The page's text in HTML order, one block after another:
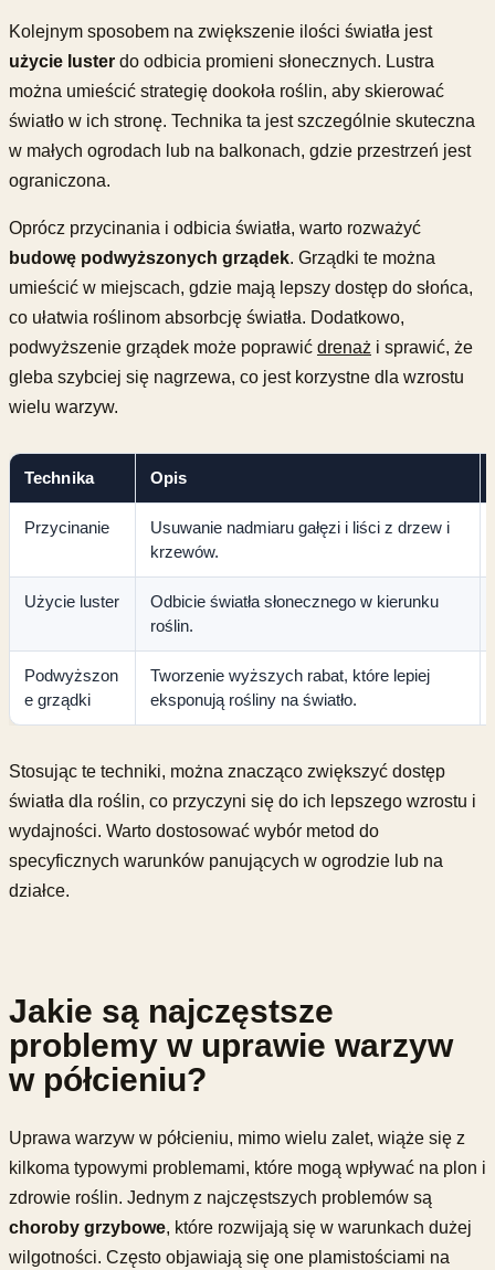
Kolejnym sposobem na zwiększenie ilości światła jest
użycie luster do odbicia promieni słonecznych. Lustra
można umieścić strategię dookoła roślin, aby skierować
światło w ich stronę. Technika ta jest szczególnie skuteczna
w małych ogrodach lub na balkonach, gdzie przestrzeń jest
ograniczona.
Oprócz przycinania i odbicia światła, warto rozważyć
budowę podwyższonych grządek. Grządki te można
umieścić w miejscach, gdzie mają lepszy dostęp do słońca,
co ułatwia roślinom absorbcję światła. Dodatkowo,
podwyższenie grządek może poprawić drenaż i sprawić, że
gleba szybciej się nagrzewa, co jest korzystne dla wzrostu
wielu warzyw.
Technika Opis
Przycinanie
Usuwanie nadmiaru gałęzi i liści z drzew i
krzewów.
Użycie luster
Odbicie światła słonecznego w kierunku
roślin.
Podwyższon
e grządki
Tworzenie wyższych rabat, które lepiej
eksponują rośliny na światło.
Stosując te techniki, można znacząco zwiększyć dostęp
światła dla roślin, co przyczyni się do ich lepszego wzrostu i
wydajności. Warto dostosować wybór metod do
specyficznych warunków panujących w ogrodzie lub na
działce.
Jakie są najczęstsze
problemy w uprawie warzyw
w półcieniu?
Uprawa warzyw w półcieniu, mimo wielu zalet, wiąże się z
kilkoma typowymi problemami, które mogą wpływać na plon i
zdrowie roślin. Jednym z najczęstszych problemów są
choroby grzybowe, które rozwijają się w warunkach dużej
wilgotności. Często objawiają się one plamistościami na